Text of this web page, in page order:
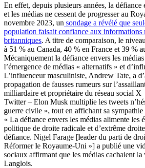
En effet, depuis plusieurs années, la défiance
et les médias ne cessent de progresser au
novembre 2023, un sondage a révélé que
population faisait confiance aux informations
britanniques. A titre de comparaison, le
à 51 % au Canada, 40 % en France et 39 %
Mécaniquement la défiance envers les
l’émergence de médias « alternatifs » et
L’influenceur masculiniste, Andrew Tate, a
propagation de fausses rumeurs sur
milliardaire et propriétaire du réseau social X
Twitter – Elon Musk multiplie les tweets
guerre civile », tout en affichant sa sympathie
« La défiance envers les médias alimente les
politique de droite radicale et d’extrême
défiance. Nigel Farage [leader du parti de
Réformer le Royaume-Uni »] a publié une
sociaux affirmant que les médias cachaient
Langlois.